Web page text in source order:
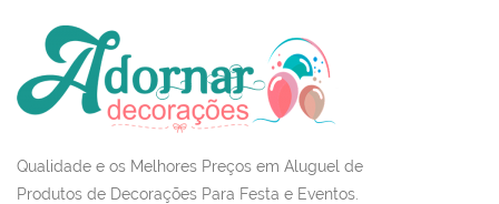
Qualidade e os Melhores Preços em Aluguel de
Produtos de Decorações Para Festa e Eventos.